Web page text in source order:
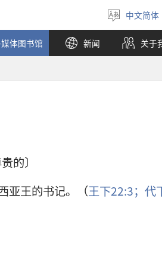
选
择
语
言
中文简体
体图书馆 新闻 关于
的〕
亚王的书记。（王下22:3； 代